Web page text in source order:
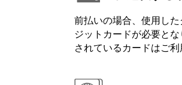
前払いの場合、使用し
ジットカードが必要と
されているカードはご利